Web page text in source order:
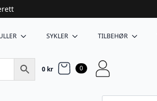
SYKLER TILBEHØR
0 kr 0